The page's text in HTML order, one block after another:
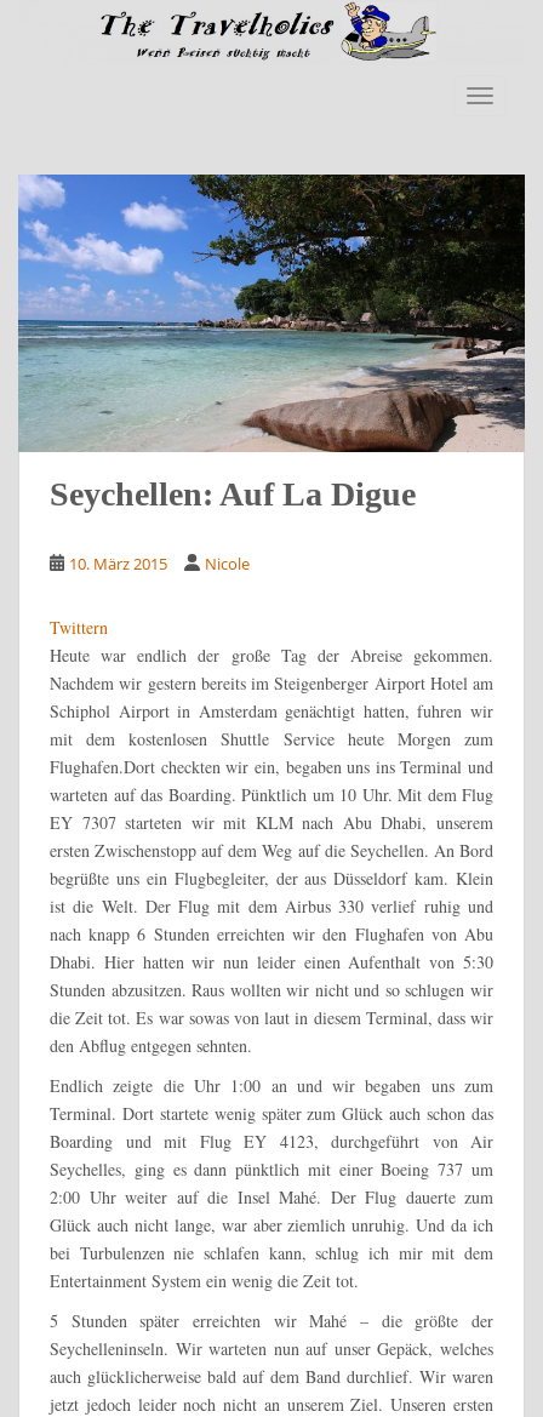
Skip to main content
Seychellen: Auf La Digue
10. März 2015 Nicole
Twittern
Heute war endlich der große Tag der Abreise gekommen.
Nachdem wir gestern bereits im Steigenberger Airport Hotel am
Schiphol Airport in Amsterdam genächtigt hatten, fuhren wir
mit dem kostenlosen Shuttle Service heute Morgen zum
Flughafen.Dort checkten wir ein, begaben uns ins Terminal und
warteten auf das Boarding. Pünktlich um 10 Uhr. Mit dem Flug
EY 7307 starteten wir mit KLM nach Abu Dhabi, unserem
ersten Zwischenstopp auf dem Weg auf die Seychellen. An Bord
begrüßte uns ein Flugbegleiter, der aus Düsseldorf kam. Klein
ist die Welt. Der Flug mit dem Airbus 330 verlief ruhig und
nach knapp 6 Stunden erreichten wir den Flughafen von Abu
Dhabi. Hier hatten wir nun leider einen Aufenthalt von 5:30
Stunden abzusitzen. Raus wollten wir nicht und so schlugen wir
die Zeit tot. Es war sowas von laut in diesem Terminal, dass wir
den Abflug entgegen sehnten.
Endlich zeigte die Uhr 1:00 an und wir begaben uns zum
Terminal. Dort startete wenig später zum Glück auch schon das
Boarding und mit Flug EY 4123, durchgeführt von Air
Seychelles, ging es dann pünktlich mit einer Boeing 737 um
2:00 Uhr weiter auf die Insel Mahé. Der Flug dauerte zum
Glück auch nicht lange, war aber ziemlich unruhig. Und da ich
bei Turbulenzen nie schlafen kann, schlug ich mir mit dem
Entertainment System ein wenig die Zeit tot.
5 Stunden später erreichten wir Mahé – die größte der
Seychelleninseln. Wir warteten nun auf unser Gepäck, welches
auch glücklicherweise bald auf dem Band durchlief. Wir waren
jetzt jedoch leider noch nicht an unserem Ziel. Unseren ersten